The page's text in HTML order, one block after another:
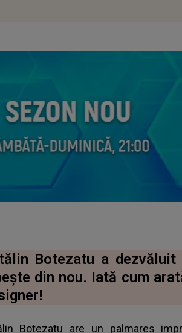
ARTICOLUL
Botezatu a
din nou. Iată cum
Botezatu are un palmares